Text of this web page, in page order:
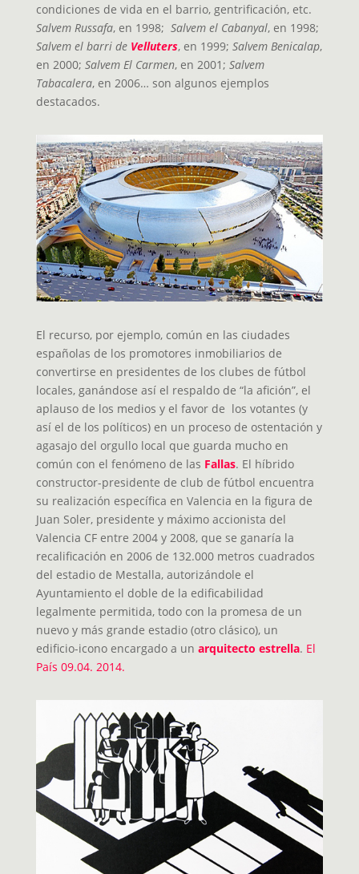
condiciones de vida en el barrio, gentrificación, etc.
Salvem Russafa, en 1998; Salvem el Cabanyal, en 1998;
Salvem el barri de Velluters, en 1999; Salvem Benicalap,
en 2000; Salvem El Carmen, en 2001; Salvem
Tabacalera, en 2006… son algunos ejemplos
destacados.
El recurso, por ejemplo, común en las ciudades
españolas de los promotores inmobiliarios de
convertirse en presidentes de los clubes de fútbol
locales, ganándose así el respaldo de “la afición”, el
aplauso de los medios y el favor de los votantes (y
así el de los políticos) en un proceso de ostentación y
agasajo del orgullo local que guarda mucho en
común con el fenómeno de las Fallas. El híbrido
constructor-presidente de club de fútbol encuentra
su realización específica en Valencia en la figura de
Juan Soler, presidente y máximo accionista del
Valencia CF entre 2004 y 2008, que se ganaría la
recalificación en 2006 de 132.000 metros cuadrados
del estadio de Mestalla, autorizándole el
Ayuntamiento el doble de la edificabilidad
legalmente permitida, todo con la promesa de un
nuevo y más grande estadio (otro clásico), un
edificio-icono encargado a un arquitecto estrella. El
País 09.04. 2014.